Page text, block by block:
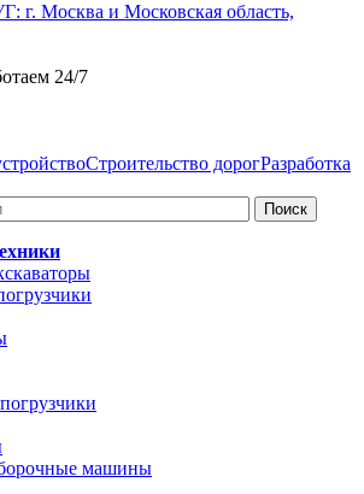
Москва и Московская область,
24/7
Строительство дорогРазработка
машины